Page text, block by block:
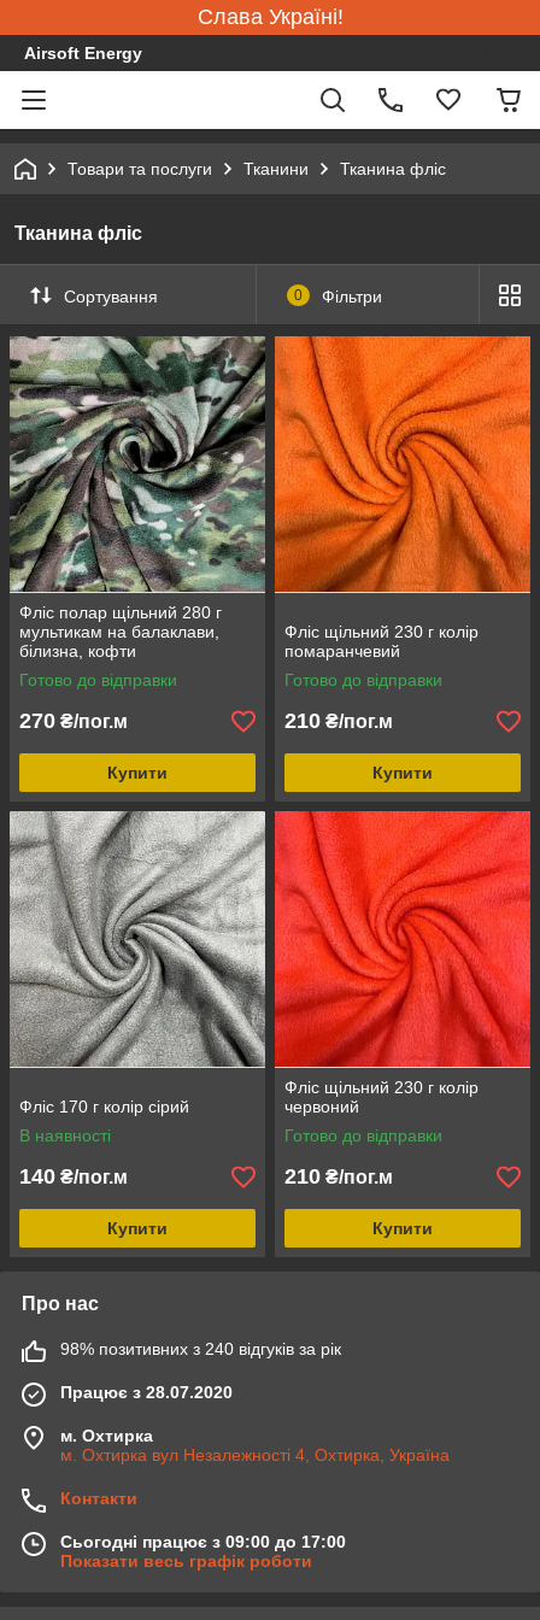
Слава Україні!
Airsoft Energy
Товари та послуги Тканини Тканина фліс
Тканина фліс
Сортування 0 Фільтри
Фліс полар щільний 280 г
мультикам на балаклави,
білизна, кофти
Готово до відправки
270 ₴/пог.м
Купити
Фліс щільний 230 г колір
помаранчевий
Готово до відправки
210 ₴/пог.м
Купити
Фліс 170 г колір сірий
В наявності
140 ₴/пог.м
Купити
Фліс щільний 230 г колір
червоний
Готово до відправки
210 ₴/пог.м
Купити
Про нас
98% позитивних з 240 відгуків за рік
Працює з 28.07.2020
м. Охтирка
м. Охтирка вул Незалежності 4, Охтирка, Україна
Контакти
Сьогодні працює з 09:00 до 17:00
Показати весь графік роботи